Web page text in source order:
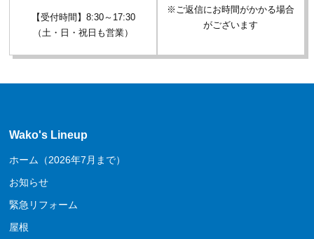
【受付時間】8:30～17:30
（土・日・祝日も営業）
※ご返信にお時間がかかる場合
がございます
Wako's Lineup
ホーム（2026年7月まで）
お知らせ
緊急リフォーム
屋根